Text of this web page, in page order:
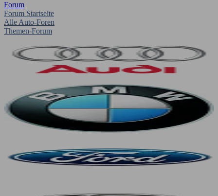
Forum
Forum Startseite
Alle Auto-Foren
Themen-Forum